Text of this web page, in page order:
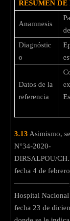
RESUMEN
Anamnesis
Diagnóstic
o
Datos de la
referencia
3.13 Asimismo,
N°34-2020-
DIRSALPOU/
fecha 4 de
———————–, jefa
Hospital
fecha 23 de